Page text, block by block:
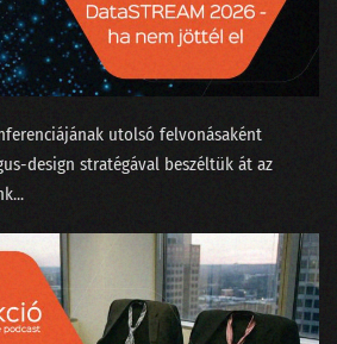
Tesla és halott Lou Reed
kellenek a bullshit melók!
147 - A véleménykutatás jól van, pedig zombik tépik
146 - Mi köze Taylor Swiftnek a Nagy Nyelvi Modellekhez?
145 - Van-e még jövője a közvéleménykutatásnak?
utolsó felvonásaként
design stratégával beszéltük át az